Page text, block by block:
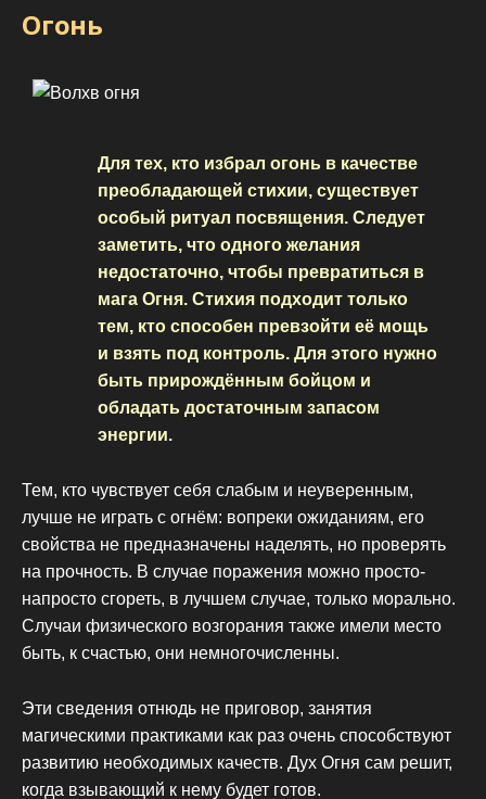
Огонь
Для тех, кто избрал огонь в качестве
преобладающей стихии, существует
особый ритуал посвящения. Следует
заметить, что одного желания
недостаточно, чтобы превратиться в
мага Огня. Стихия подходит только
тем, кто способен превзойти её мощь
и взять под контроль. Для этого нужно
быть прирождённым бойцом и
обладать достаточным запасом
энергии.
Тем, кто чувствует себя слабым и неуверенным,
лучше не играть с огнём: вопреки ожиданиям, его
свойства не предназначены наделять, но проверять
на прочность. В случае поражения можно просто-
напросто сгореть, в лучшем случае, только морально.
Случаи физического возгорания также имели место
быть, к счастью, они немногочисленны.
Эти сведения отнюдь не приговор, занятия
магическими практиками как раз очень способствуют
развитию необходимых качеств. Дух Огня сам решит,
когда взывающий к нему будет готов.